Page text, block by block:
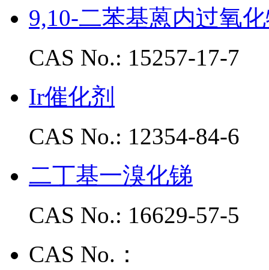
9,10-二苯基蒽内过氧
CAS No.: 15257-17-7
Ir催化剂
CAS No.: 12354-84-6
二丁基一溴化锑
CAS No.: 16629-57-5
CAS No.：